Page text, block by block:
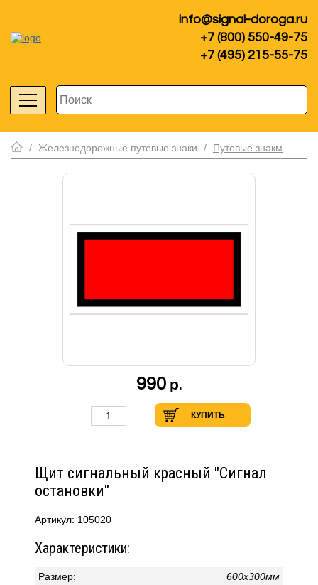
info@signal-doroga.ru
+7 (800) 550-49-75
+7 (495) 215-55-75
/ Железнодорожные путевые знаки / Путевые знакм
Щит сигнальный красный "Сигнал
остановки"
Артикул: 105020
Характеристики:
Размер:
600х300мм
990 р.
КУПИТЬ